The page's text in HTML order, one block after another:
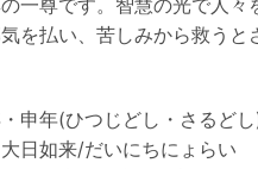
一尊です。智慧の光で人々
を払い、苦しみから救うと
申年(ひつじどし・さるどし
日如来/だいにちにょらい